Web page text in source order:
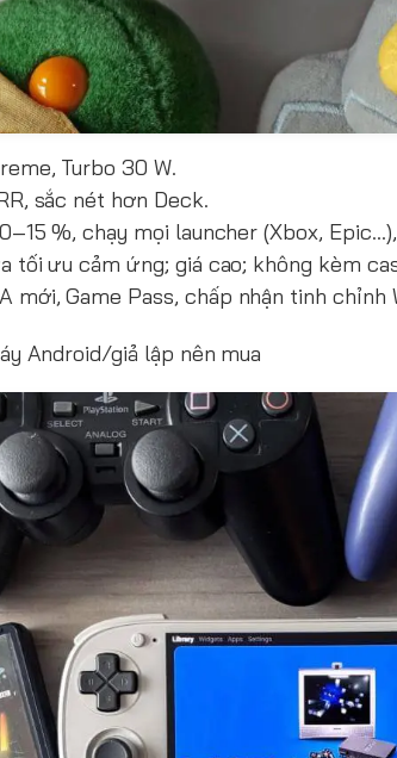
Turbo 30 W.
sắc nét hơn Deck.
%, chạy mọi launcher (Xbox,
tối ưu cảm ứng; giá cao; không kèm
mới, Game Pass, chấp nhận tinh chỉnh
Android/giả lập nên mua